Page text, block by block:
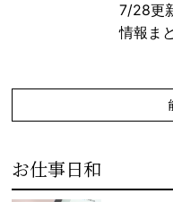
7/28更
情報ま
お仕事日和